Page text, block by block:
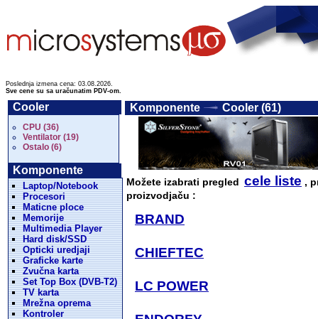
Poslednja izmena cena: 03.08.2026.
Sve cene su sa uračunatim PDV-om.
Cooler
CPU (36)
Ventilator (19)
Ostalo (6)
Komponente
Laptop/Notebook
Procesori
Maticne ploce
Memorije
Multimedia Player
Hard disk/SSD
Opticki uredjaji
Graficke karte
Zvučna karta
Set Top Box (DVB-T2)
TV karta
Mrežna oprema
Kontroler
Komponente Cooler (61)
Možete izabrati pregled cele liste ,
proizvodjaču :
BRAND
CHIEFTEC
LC POWER